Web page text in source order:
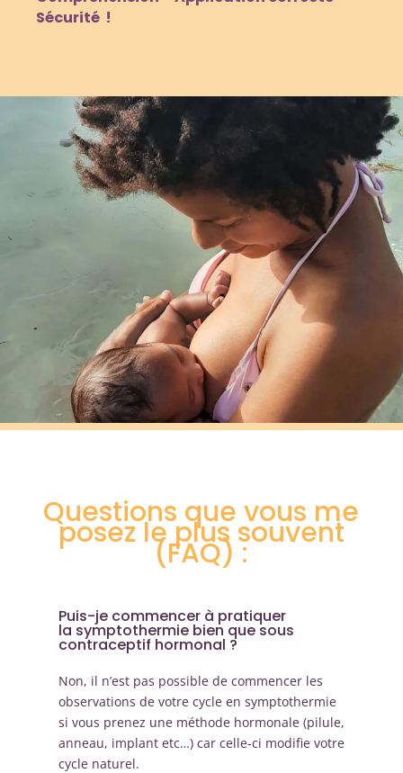
Sécurité !
Questions que vous me
posez le plus souvent
(FAQ) :
Puis-je commencer à pratiquer
la symptothermie bien que sous
contraceptif hormonal ?
Non, il n’est pas possible de commencer les
observations de votre cycle en symptothermie
si vous prenez une méthode hormonale (pilule,
anneau, implant etc…) car celle-ci modifie votre
cycle naturel.